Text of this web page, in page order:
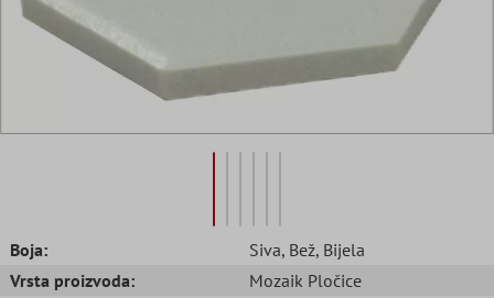
Boja: Siva, Bež, Bijela
Vrsta proizvoda:
Mozaik Pločice